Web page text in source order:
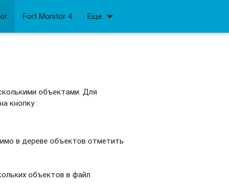
Fort Monitor 4 Еще arrow_drop_down
объектами. Для
кнопку:
в дереве объектов отметить
объектов в файл